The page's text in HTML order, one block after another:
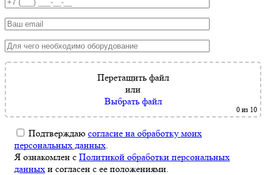
Перетащить файл
или
Выбрать файл
0 из 10
Подтверждаю согласие на обработку моих
персональных данных
Я ознакомлен с Политикой обработки персональных
данных и согласен с ее положениями.